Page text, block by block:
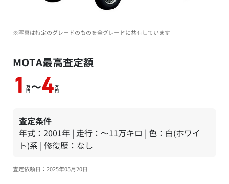
※写真は特定のグレードのものを全グレードに共有しています
MOTA最高査定額
1 万
円 ～4万
円
査定条件
年式：2001年 | 走行：～11万キロ | 色：白(ホワイ
ト)系 | 修復歴：なし
査定依頼日：2025年05月20日